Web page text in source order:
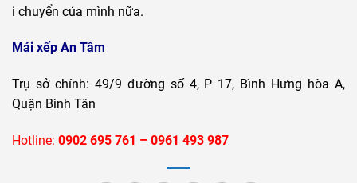
i chuyển của mình nữa.
Mái xếp An Tâm
Trụ sở chính: 49/9 đường số 4, P 17, Bình Hưng hòa A,
Quận Bình Tân
Hotline: 0902 695 761 – 0961 493 987